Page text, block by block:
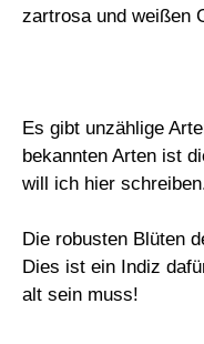
zartrosa und weißen
Es gibt unzählige
bekannten Arten ist
will ich hier
Die robusten Blüten
Dies ist ein Indiz
alt sein muss!